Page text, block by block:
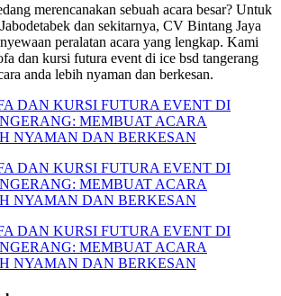
merencanakan sebuah acara besar? Untuk
dan sekitarnya, CV Bintang Jaya
peralatan acara yang lengkap. Kami
dan kursi futura event di ice bsd tangerang
anda lebih nyaman dan berkesan.